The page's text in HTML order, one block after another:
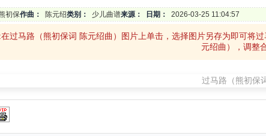
初保作曲： 陈元绍类别： 少儿曲谱来源： 日期： 2026-03-25 11:04:57
过马路（熊初保词 陈元绍曲）图片上单击，选择图片另存为即可将
元绍曲），调整